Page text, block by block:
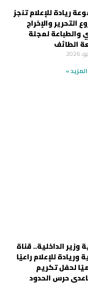
ريادة للإعلام تنجز
التحرير والإخراج
والطباعة لمجلة
الطائف
»
وزير الداخلية.. قناة
وريادة للإعلام راعيًا
لحفل تكريم
حرس الحدود